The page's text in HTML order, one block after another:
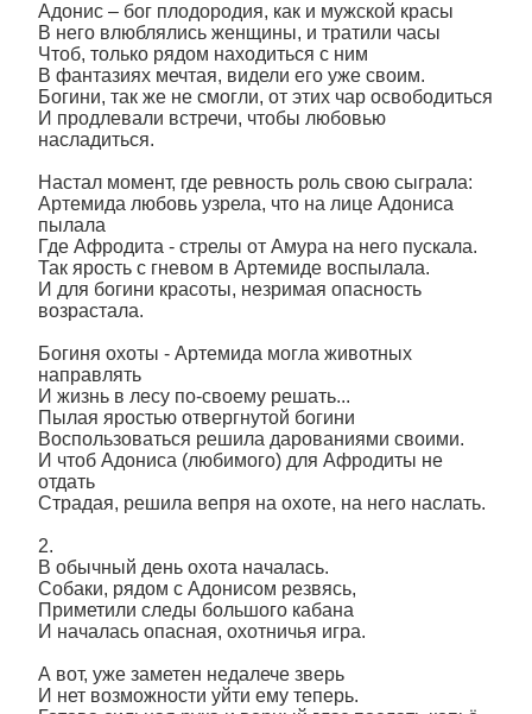
Адонис – бог плодородия, как и мужской красы
В него влюблялись женщины, и тратили часы
Чтоб, только рядом находиться с ним
В фантазиях мечтая, видели его уже своим.
Богини, так же не смогли, от этих чар освободиться
И продлевали встречи, чтобы любовью
насладиться.
Настал момент, где ревность роль свою сыграла:
Артемида любовь узрела, что на лице Адониса
пылала
Где Афродита - стрелы от Амура на него пускала.
Так ярость с гневом в Артемиде воспылала.
И для богини красоты, незримая опасность
возрастала.
Богиня охоты - Артемида могла животных
направлять
И жизнь в лесу по-своему решать...
Пылая яростью отвергнутой богини
Воспользоваться решила дарованиями своими.
И чтоб Адониса (любимого) для Афродиты не
отдать
Страдая, решила вепря на охоте, на него наслать.
2.
В обычный день охота началась.
Собаки, рядом с Адонисом резвясь,
Приметили следы большого кабана
И началась опасная, охотничья игра.
А вот, уже заметен недалече зверь
И нет возможности уйти ему теперь.